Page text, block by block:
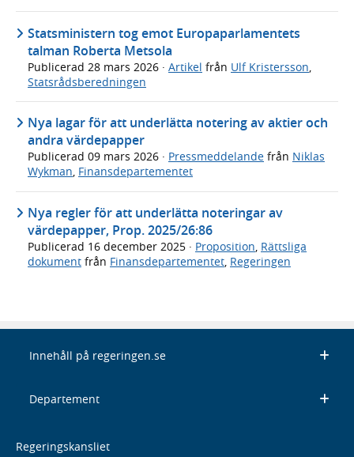
Statsministern tog emot Europaparlamentets
talman Roberta Metsola
Publicerad 28 mars 2026 · Artikel från Ulf Kristersson
Statsrådsberedningen
Nya lagar för att underlätta notering av aktier och
andra värdepapper
Publicerad 09 mars 2026 · Pressmeddelande från Niklas
Wykman, Finansdepartementet
Nya regler för att underlätta noteringar av
värdepapper, Prop. 2025/26:86
Publicerad 16 december 2025 · Proposition, Rättsliga
dokument från Finansdepartementet, Regeringen
Innehåll på regeringen.se
Departement
Regeringskansliet